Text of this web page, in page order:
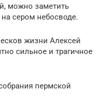
можно заметить
сером небосводе.
жизни Алексей
сильное и трагичное
пермской